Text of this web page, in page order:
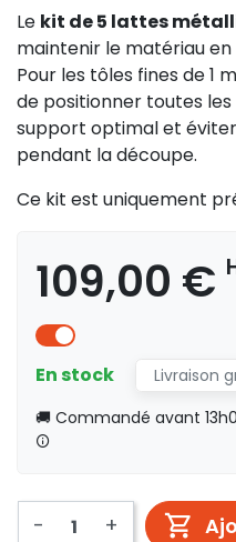
Le kit de 5 lattes
maintenir le matériau
Pour les tôles fines de 1
de positionner toutes
support optimal et
pendant la découpe.
Ce kit est uniquement
109,00 €
En stock
Livraison
🚚 Commandé avant
- +